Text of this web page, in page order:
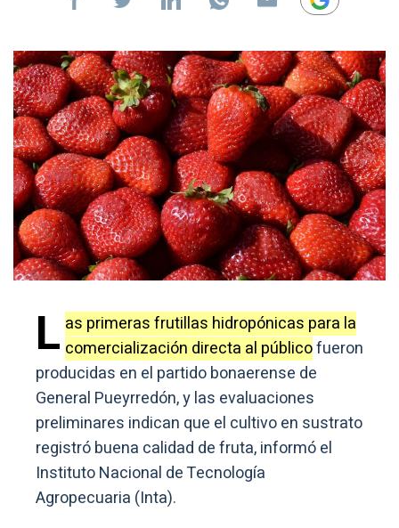
L as primeras frutillas hidropónicas para la
comercialización directa al públicofueron
producidas en el partido bonaerense de
General Pueyrredón, y las evaluaciones
preliminares indican que el cultivo en sustrato
registró buena calidad de fruta, informó el
Instituto Nacional de Tecnología
Agropecuaria (Inta).